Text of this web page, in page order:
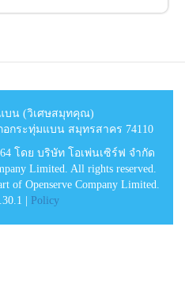
บน (วิเศษสมุทคุณ)
กระทุ่มแบน สมุทรสาคร 74110
โดย บริษัท โอเพ่นเซิร์ฟ จำกัด
Limited. All rights reserved.
of Openserve Company Limited.
|
Policy